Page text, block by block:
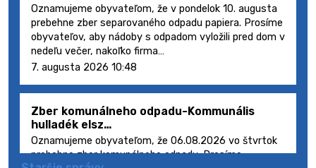
Oznamujeme obyvateľom, že v pondelok 10. augusta
prebehne zber separovaného odpadu papiera. Prosíme
obyvateľov, aby nádoby s odpadom vyložili pred dom v
nedeľu večer, nakoľko firma…
7. augusta 2026 10:48
Zber komunálneho odpadu-Kommunális
hulladék elsz…
Oznamujeme obyvateľom, že 06.08.2026 vo štvrtok
prebehne zber komunálneho odpadu. Prosíme